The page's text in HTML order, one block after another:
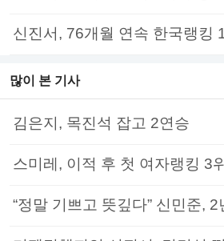
신진서, 76개월 연속 한국랭킹
많이 본 기사
김은지, 목진석 잡고 2연승
스미레, 이적 후 첫 여자랭킹 3
“정말 기쁘고 뜻깊다” 신민준, 2